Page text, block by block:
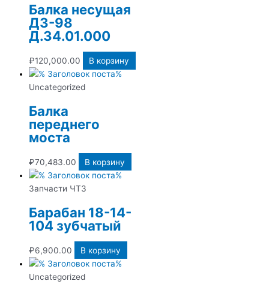
Балка несущая
ДЗ-98
Д.34.01.000
₽120,000.00 В корзину
Uncategorized
Балка
переднего
моста
₽70,483.00 В корзину
Запчасти ЧТЗ
Барабан 18-14-
104 зубчатый
₽6,900.00 В корзину
Uncategorized